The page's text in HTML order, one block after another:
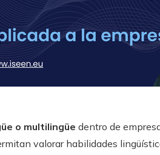
o multilingüe dentro de
valorar habilidades